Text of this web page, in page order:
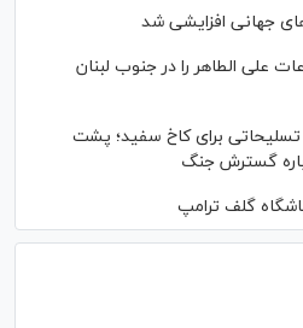
جهانی افزایشی شد
علی الطاهر را در جنوب لبنان
برای کاخ سفید؛ پشت
گسترش جنگ
گلف ترامپ